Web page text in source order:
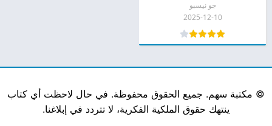
جو نيسبو
2025-12-10
© مكتبة سهم. جميع الحقوق محفوظة. في حال لاحظت أي كتاب
ينتهك حقوق الملكية الفكرية، لا تتردد في إبلاغنا.